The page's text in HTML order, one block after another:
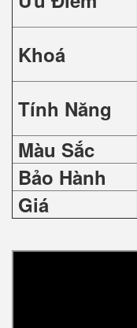
Khoá
Tính Năng
Màu Sắc
Bảo Hành
Giá